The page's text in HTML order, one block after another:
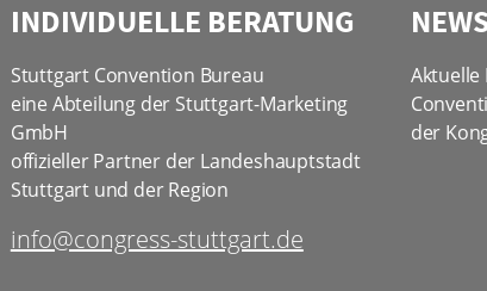
INDIVIDUELLE BERATUNG
Stuttgart Convention Bureau
eine Abteilung der Stuttgart-Marketing
GmbH
offizieller Partner der Landeshauptstadt
Stuttgart und der Region
info@congress-stuttgart.de
der